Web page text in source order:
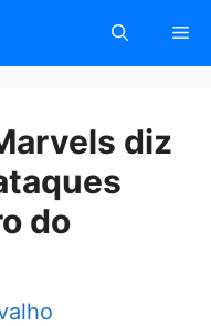
diz
do